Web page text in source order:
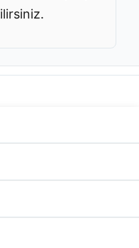
etkinleştirip bu